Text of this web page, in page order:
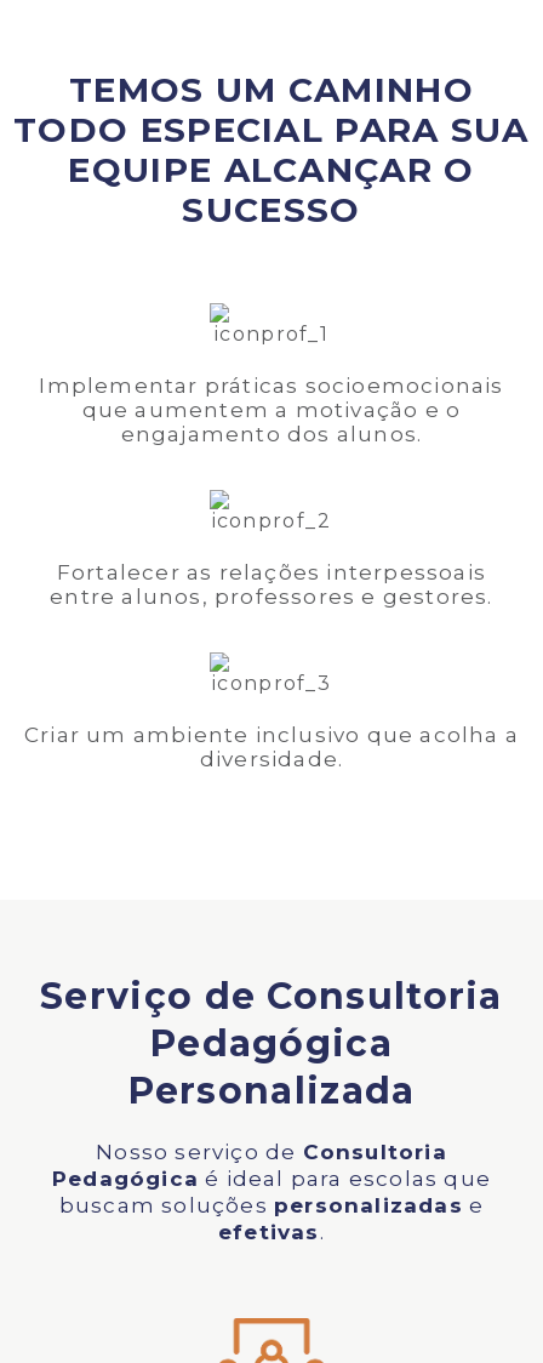
TEMOS UM CAMINHO
TODO ESPECIAL PARA SUA
EQUIPE ALCANÇAR O
SUCESSO
Implementar práticas socioemocionais
que aumentem a motivação e o
engajamento dos alunos.
Fortalecer as relações interpessoais
entre alunos, professores e gestores.
Criar um ambiente inclusivo que acolha a
diversidade.
Serviço de Consultoria
Pedagógica
Personalizada
Nosso serviço de Consultoria
Pedagógica é ideal para escolas que
buscam soluções personalizadas e
efetivas .